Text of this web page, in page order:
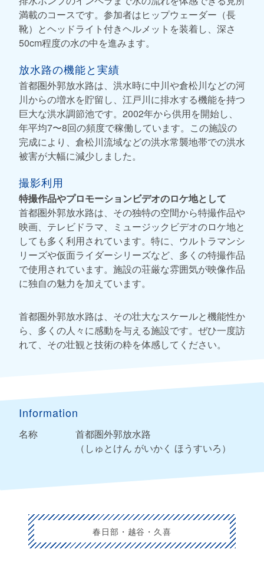
満載のコースです。参加者はヒップウェーダー（長
靴）とヘッドライト付きヘルメットを装着し、深さ
50cm程度の水の中を進みます。
放水路の機能と実績
首都圏外郭放水路は、洪水時に中川や倉松川などの河
川からの増水を貯留し、江戸川に排水する機能を持つ
巨大な洪水調節池です。2002年から供用を開始し、
年平均7〜8回の頻度で稼働しています。この施設の
完成により、倉松川流域などの洪水常襲地帯での洪水
被害が大幅に減少しました。
撮影利用
特撮作品やプロモーションビデオのロケ地として
首都圏外郭放水路は、その独特の空間から特撮作品や
映画、テレビドラマ、ミュージックビデオのロケ地と
しても多く利用されています。特に、ウルトラマンシ
リーズや仮面ライダーシリーズなど、多くの特撮作品
で使用されています。施設の荘厳な雰囲気が映像作品
に独自の魅力を加えています。
首都圏外郭放水路は、その壮大なスケールと機能性か
ら、多くの人々に感動を与える施設です。ぜひ一度訪
れて、その壮観と技術の粋を体感してください。
Information
名称
首都圏外郭放水路
（しゅとけん がいかく ほうすいろ）
春日部・越谷・久喜